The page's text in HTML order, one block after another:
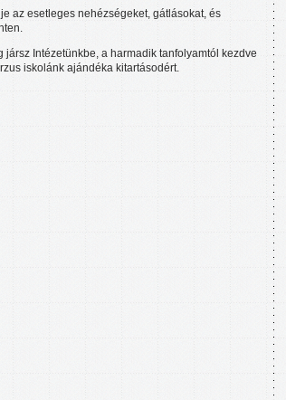
az esetleges nehézségeket, gátlásokat, és
Intézetünkbe, a harmadik tanfolyamtól kezdve
iskolánk ajándéka kitartásodért.